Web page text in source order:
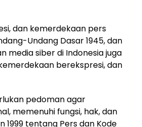
dan kemerdekaan pers
Undang Dasar 1945, dan
media siber di Indonesia juga
berekspresi, dan
pedoman agar
memenuhi fungsi, hak, dan
1999 tentang Pers dan Kode